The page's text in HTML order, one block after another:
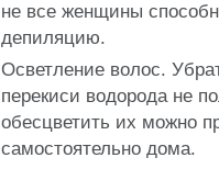
не все женщины
депиляцию.
Осветление волос.
перекиси водорода не
обесцветить их можно
самостоятельно дома.